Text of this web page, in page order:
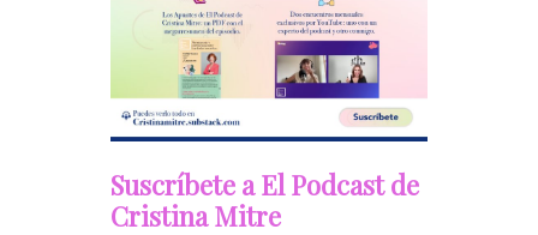
Suscríbete a El Podcast de
Cristina Mitre